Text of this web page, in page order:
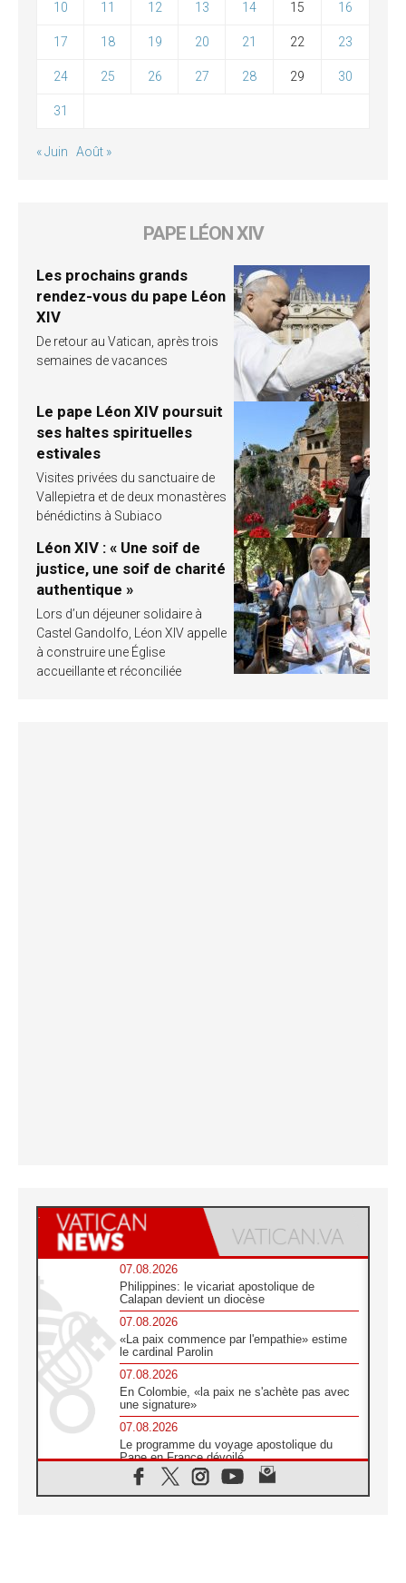
10 11 12 13 14 15 16
17 18 19 20 21 22 23
24 25 26 27 28 29 30
31
« Juin Août »
PAPE LÉON XIV
Les prochains grands
rendez-vous du pape Léon
XIV
De retour au Vatican, après trois
semaines de vacances
Le pape Léon XIV poursuit
ses haltes spirituelles
estivales
Visites privées du sanctuaire de
Vallepietra et de deux monastères
bénédictins à Subiaco
Léon XIV : « Une soif de
justice, une soif de charité
authentique »
Lors d’un déjeuner solidaire à
Castel Gandolfo, Léon XIV appelle
à construire une Église
accueillante et réconciliée
07.08.2026
Philippines: le vicariat apostolique de
Calapan devient un diocèse
07.08.2026
«La paix commence par l'empathie» estime
le cardinal Parolin
07.08.2026
En Colombie, «la paix ne s'achète pas avec
une signature»
07.08.2026
Le programme du voyage apostolique du
Pape en France dévoilé
07.08.2026
1ère Conférence continentale sur l'éducation